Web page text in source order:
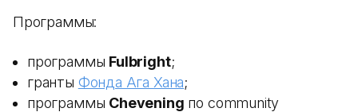
Программы:
программы Fulbright;
гранты Фонда Ага Хана;
программы Chevening по community